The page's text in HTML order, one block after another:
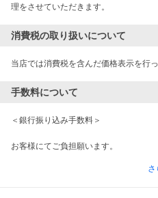
理をさせていただきます。
消費税の取り扱いについて
当店では消費税を含んだ価格表示を行っ
手数料について
＜銀行振り込み手数料＞
お客様にてご負担願います。
さ